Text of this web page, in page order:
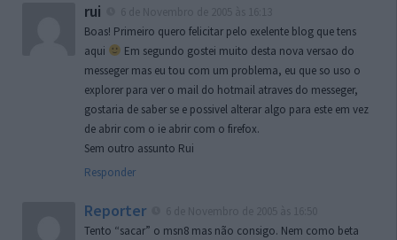
rui
Boas! Primeiro quero felicitar pelo exelente blog que tens
aqui
Em segundo gostei muito desta nova versao do
messeger mas eu tou com um problema, eu que so uso o
explorer para ver o mail do hotmail atraves do messeger,
gostaria de saber se e possivel alterar algo para este em vez
de abrir com o ie abrir com o firefox.
Sem outro assunto Rui
Responder
Reporter
Tento “sacar” o msn8 mas não consigo. Nem como beta